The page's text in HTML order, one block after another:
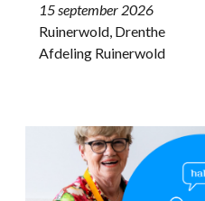
15 september 2026
Ruinerwold, Drenthe
Afdeling Ruinerwold